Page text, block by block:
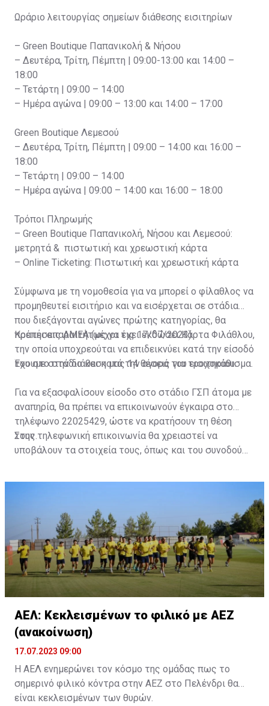
Ωράριο λειτουργίας σημείων διάθεσης εισιτηρίων
– Green Boutique Παπανικολή & Νήσου
– Δευτέρα, Τρίτη, Πέμπτη | 09:00-13:00 και 14:00 –
18:00
– Τετάρτη | 09:00 – 14:00
– Ημέρα αγώνα | 09:00 – 13:00 και 14:00 – 17:00
Green Boutique Λεμεσού
– Δευτέρα, Τρίτη, Πέμπτη | 09:00 – 14:00 και 16:00 –
18:00
– Τετάρτη | 09:00 – 14:00
– Ημέρα αγώνα | 09:00 – 14:00 και 16:00 – 18:00
Τρόποι Πληρωμής
– Green Boutique Παπανικολή, Νήσου και Λεμεσού:
μετρητά & πιστωτική και χρεωστική κάρτα
– Online Ticketing: Πιστωτική και χρεωστική κάρτα
Σύμφωνα με τη νομοθεσία για να μπορεί ο φίλαθλος να
προμηθευτεί εισιτήριο και να εισέρχεται σε στάδια
που διεξάγονται αγώνες πρώτης κατηγορίας, θα
πρέπει απαραιτήτως να έχει εκδώσει Κάρτα Φιλάθλου,
την οποία υποχρεούται να επιδεικνύει κατά την είσοδό
του στο στάδιο και κατά την αγορά του εισιτηρίου.
Κρατήσεις ΑΜΕΑ (μέχρι τις 17/07/2023)
Έχουμε στην διάθεση μας 14 θέσεις για τροχοκάθισμα.
Για να εξασφαλίσουν είσοδο στο στάδιο ΓΣΠ άτομα με
αναπηρία, θα πρέπει να επικοινωνούν έγκαιρα στο
τηλέφωνο 22025429, ώστε να κρατήσουν τη θέση
τους.
Στην τηλεφωνική επικοινωνία θα χρειαστεί να
υποβάλουν τα στοιχεία τους, όπως και του συνοδού
ονοματεπώνυμο, αριθμός πινακίδας αυτοκινήτου,
ΑΕΛ: Κεκλεισμένων το φιλικό με ΑΕΖ
(ανακοίνωση)
17.07.2023 09:00
Η ΑΕΛ ενημερώνει τον κόσμο της ομάδας πως το
σημερινό φιλικό κόντρα στην ΑΕΖ στο Πελένδρι θα
είναι κεκλεισμένων των θυρών.